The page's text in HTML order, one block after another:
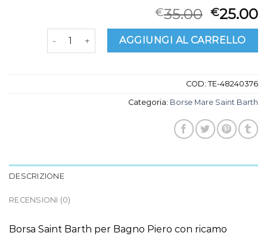
€35.00 €25.00
borse mare saint barth quantità
AGGIUNGI AL CARRELLO
COD: TE-48240376
Categoria: Borse Mare Saint Barth
DESCRIZIONE
RECENSIONI (0)
Borsa Saint Barth per Bagno Piero con ricamo